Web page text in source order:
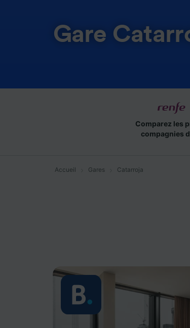
Gare
Comparez les
compagnies
Accueil Gares Catarroja